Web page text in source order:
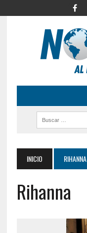
INICIO RIHANNA
Rihanna